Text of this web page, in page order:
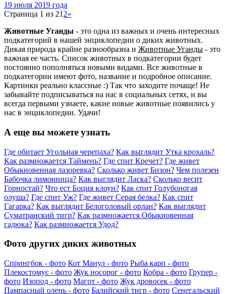
19 июля 2019 года
Страница 1 из 21 2»
Животные Уганды - это одна из важных и очень интересных
подкатегорий в нашей энциклопедии о диких животных.
Дикая природа крайне разнообразна и Животные Уганды - это
важная ее часть. Список животных в подкатегории будет
постоянно пополняться новыми видами. Все животные в
подкатегории имеют фото, название и подробное описание.
Картинки реально классные :) Так что заходите почаще! Не
забывайте подписываться на нас в социальных сетях, и вы
всегда первыми узнаете, какие новые животные появились у
нас в энциклопедии. Удачи!
А еще вы можете узнать
Где обитает Угольная черепаха? Как выглядит Утка крохаль?
Как размножается Таймень? Где спит Кречет? Где живет
Обыкновенная лазоревка? Сколько живет Бизон? Чем полезен
Бабочка лимонница? Как выглядит Ласка? Сколько весит
Горностай? Что ест Боция клоун? Как спит Голубоногая
олуша? Где спит Уж? Где живет Серая белка? Как спит
Гагарка? Как выглядит Белоголовый орлан? Как выглядит
Суматранский тигр? Как размножается Обыкновенная
гадюка? Как размножается Удод?
Фото других диких животных
Спрингбок - фото Кот Манул - фото Рыба карп - фото
Плекостомус - фото Жук носорог - фото Кобра - фото Групер -
фото Изопод - фото Магот - фото Жук дровосек - фото
Пампасный олень - фото Балийский тигр - фото Сенегальский